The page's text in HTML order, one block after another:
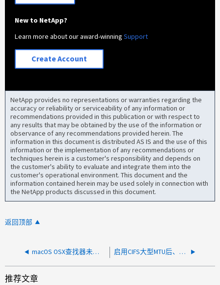
New to NetApp?
Learn more about our award-winningSupport
Create Account
NetApp provides no representations or warranties regarding the
accuracy or reliability or serviceability of any information or
recommendations provided in this publication or with respect to
any results that may be obtained by the use of the information or
observance of any recommendations provided herein. The
information in this document is distributed AS IS and the use of this
information or the implementation of any recommendations or
techniques herein is a customer's responsibility and depends on
the customer's ability to evaluate and integrate them into the
customer's operational environment. This document and the
information contained herein may be used solely in connection with
the NetApp products discussed in this document.
返回顶部
macOS OSX查找器未看到SMB文件、但可以通过OSX命令行界面和浏览文件夹来查看它 启用CIFS大型MTU后、macOS客户端报告性能较慢
推荐文章